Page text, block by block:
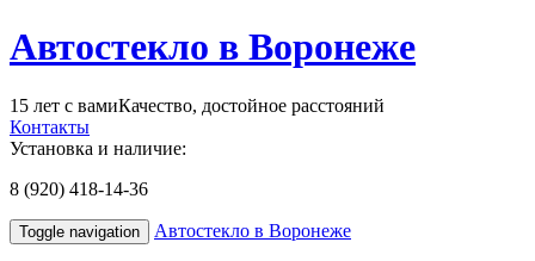
Автостекло в Воронеже
15 лет с вамиКачество, достойное расстояний
Контакты
Установка и наличие:
8 (920) 418-14-36
Toggle navigation Автостекло в Воронеже